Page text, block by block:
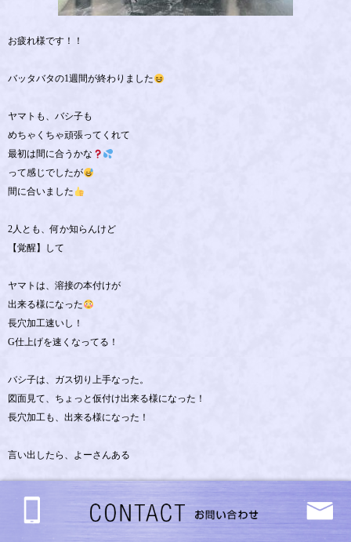
お疲れ様です！！
バッタバタの1週間が終わりました
ヤマトも、バシ子も
めちゃくちゃ頑張ってくれて
最初は間に合うかな
って感じでしたが
間に合いました
2人とも、何か知らんけど
【覚醒】して
ヤマトは、溶接の本付けが
出来る様になった
長穴加工速いし！
G仕上げを速くなってる！
バシ子は、ガス切り上手なった。
図面見て、ちょっと仮付け出来る様になった！
長穴加工も、出来る様になった！
言い出したら、よーさんある